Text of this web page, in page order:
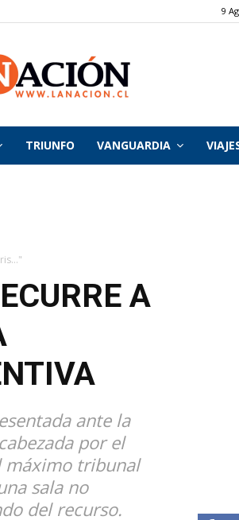
9
La
TRIUNFO VANGUARDIA
A
ante la
por el
máximo tribunal
sala no
del recurso.